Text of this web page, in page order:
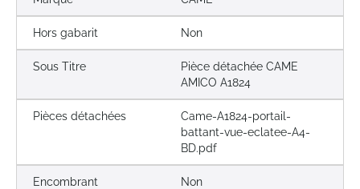
Hors gabarit Non
Sous Titre
Pièce détachée CAME
AMICO A1824
Pièces détachées
Came-A1824-portail-
battant-vue-eclatee-A4-
BD.pdf
Encombrant Non